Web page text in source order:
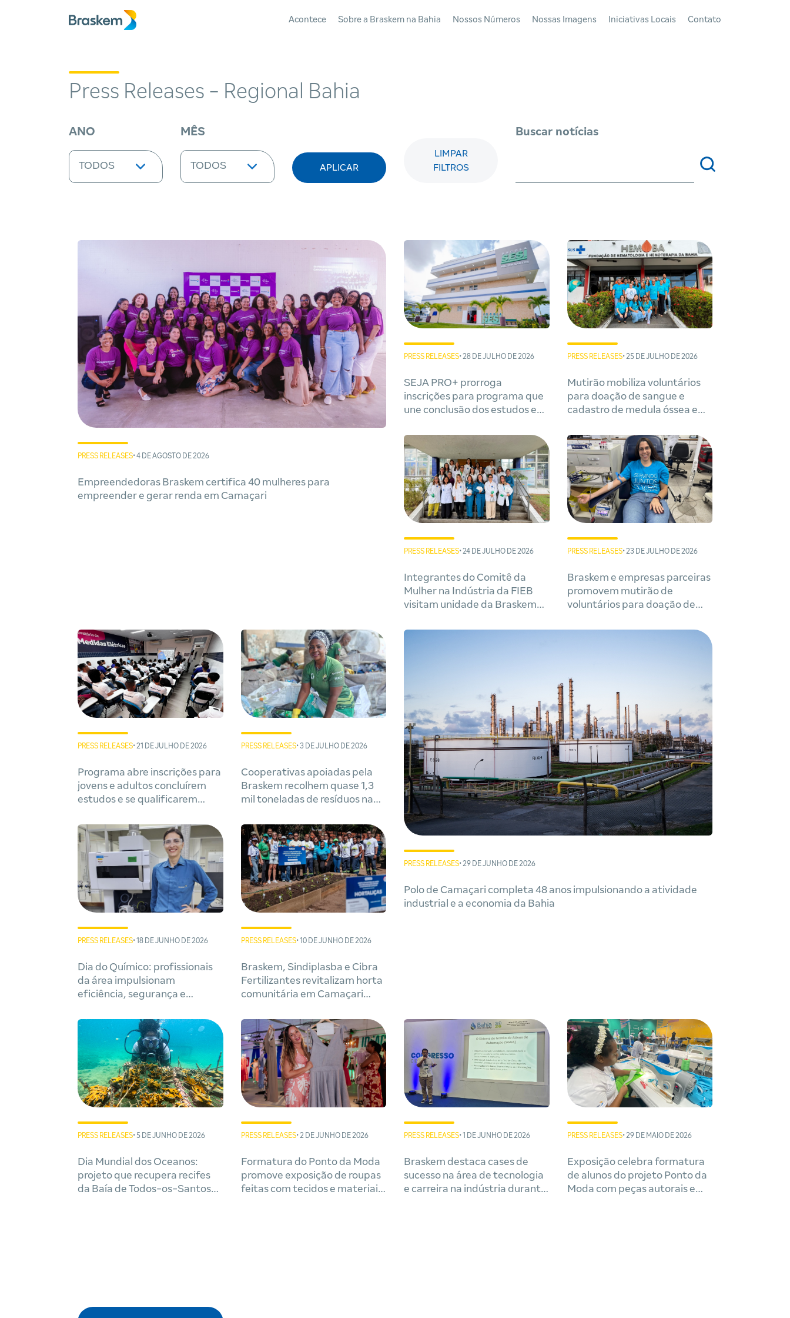
Acontece Sobre a Braskem na Bahia Nossos Números Nossas Imagens Iniciativas Locais Contato
Press Releases - Regional Bahia
ANO MÊS
APLICAR
LIMPAR
FILTROS
Buscar notícias
PRESS RELEASES• 4 DE AGOSTO DE 2026
Empreendedoras Braskem certifica 40 mulheres para
empreender e gerar renda em Camaçari
PRESS RELEASES• 28 DE JULHO DE 2026
SEJA PRO+ prorroga
inscrições para programa que
une conclusão dos estudos e
Camaçari
PRESS RELEASES• 25 DE JULHO DE 2026
Mutirão mobiliza voluntários
para doação de sangue e
cadastro de medula óssea em
PRESS RELEASES• 24 DE JULHO DE 2026
Integrantes do Comitê da
Mulher na Indústria da FIEB
visitam unidade da Braskem
PRESS RELEASES• 23 DE JULHO DE 2026
Braskem e empresas parceiras
promovem mutirão de
voluntários para doação de
óssea em Salvador
PRESS RELEASES• 21 DE JULHO DE 2026
Programa abre inscrições para
jovens e adultos concluírem
estudos e se qualificarem
Camaçari
PRESS RELEASES• 3 DE JULHO DE 2026
Cooperativas apoiadas pela
Braskem recolhem quase 1,3
mil toneladas de resíduos na
PRESS RELEASES• 29 DE JUNHO DE 2026
Polo de Camaçari completa 48 anos impulsionando a atividade
industrial e a economia da Bahia
PRESS RELEASES• 18 DE JUNHO DE 2026
Dia do Químico: profissionais
da área impulsionam
eficiência, segurança e
PRESS RELEASES• 10 DE JUNHO DE 2026
Braskem, Sindiplasba e Cibra
Fertilizantes revitalizam horta
comunitária em Camaçari
PRESS RELEASES• 5 DE JUNHO DE 2026
Dia Mundial dos Oceanos:
projeto que recupera recifes
da Baía de Todos-os-Santos
PRESS RELEASES• 2 DE JUNHO DE 2026
Formatura do Ponto da Moda
promove exposição de roupas
feitas com tecidos e materiais
PRESS RELEASES• 1 DE JUNHO DE 2026
Braskem destaca cases de
sucesso na área de tecnologia
e carreira na indústria durante
PRESS RELEASES• 29 DE MAIO DE 2026
Exposição celebra formatura
de alunos do projeto Ponto da
Moda com peças autorais e